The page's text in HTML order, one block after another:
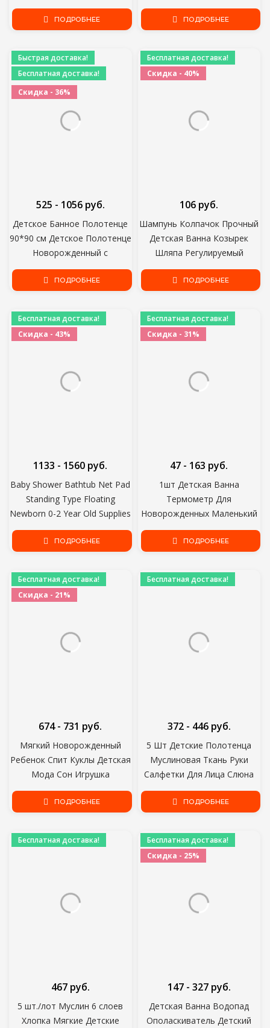
Успокоить Успокоить
Полотенце Нагрудник P31B
ПОДРОБНЕЕ
Носовой Платок
Новорожденный Мочалка
ПОДРОБНЕЕ
Быстрая доставка!
Бесплатная доставка!
Скидка - 36%
Детское Банное Полотенце
90*90 см Детское Полотенце
Новорожденный с
Капюшоном Мультфильм
Коралловый Флис Детские
Новорожденный Халат
Младенец
525 - 1056 руб.
ПОДРОБНЕЕ
Бесплатная доставка!
Скидка - 40%
Шампунь Колпачок Прочный
Детская Ванна Козырек
Шляпа Регулируемый
Детский Душ Защита Глаз
Водонепроницаемый
Щит Для Младенцев
106 руб.
ПОДРОБНЕЕ
Бесплатная доставка!
Скидка - 43%
Baby Shower Bathtub Net Pad
Standing Type Floating
Newborn 0-2 Year Old Supplies
Rack Accessories Mat Bebe
Tub Set Подушка
1133 - 1560 руб.
ПОДРОБНЕЕ
Бесплатная доставка!
Скидка - 31%
1шт Детская Ванна
Термометр Для
Новорожденных Маленький
Медведь Рыба Дельфин Утка
Измеритель Температуры
Игрушки Термометр Ванна
47 - 163 руб.
ПОДРОБНЕЕ
Бесплатная доставка!
Скидка - 21%
Мягкий Новорожденный
Ребенок Спит Куклы Детская
Мода Сон Игрушка
Успокоить Успокоить
Полотенце Нагрудник для
674 - 731 руб.
ПОДРОБНЕЕ
Бесплатная доставка!
5 Шт Детские Полотенца
Муслиновая Ткань Руки
Салфетки Для Лица Слюна
Нагрудник Носовой Платок
Мочалка 54DA
372 - 446 руб.
ПОДРОБНЕЕ
Бесплатная доставка!
5 шт./лот Муслин 6 слоев
Хлопка Мягкие Детские
467 руб.
Бесплатная доставка!
Скидка - 25%
Детская Ванна Водопад
Ополаскиватель Детский
147 - 327 руб.